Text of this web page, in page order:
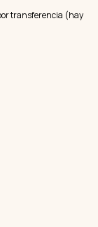
transferencia (hay